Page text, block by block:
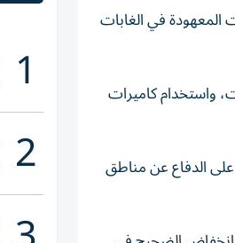
المعهودة في الغابات
واستخدام كاميرات
الدفاع عن مناطق
1
2